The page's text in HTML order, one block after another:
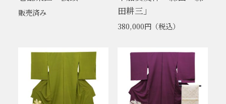
販売済み
田耕三」
380,000円（税込）